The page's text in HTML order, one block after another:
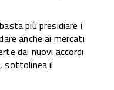
più presidiare i
anche ai mercati
dai nuovi accordi
sottolinea il